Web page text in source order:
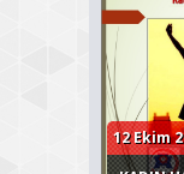
12 Ekim